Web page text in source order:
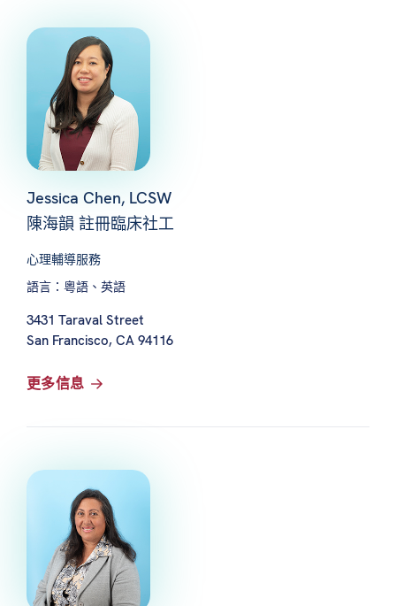
Jessica Chen, LCSW
陳海韻 註冊臨床社工
心理輔導服務
語言：粵語、英語
3431 Taraval Street
San Francisco, CA 94116
更多信息